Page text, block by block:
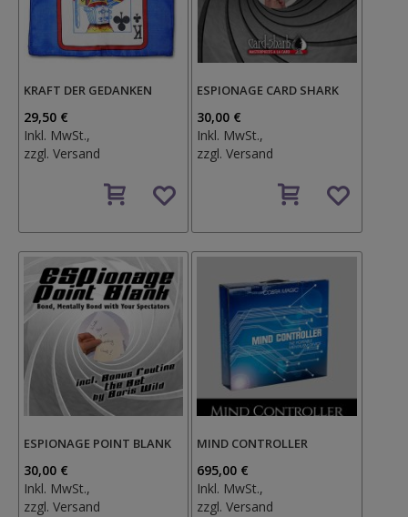
KRAFT DER GEDANKEN
29,50 €
Inkl. MwSt.,
zzgl. Versand
den
ESPIONAGE CARD SHARK
30,00 €
Inkl. MwSt.,
zzgl.Versand
den
ESPIONAGE POINT BLANK
30,00 €
Inkl. MwSt.,
zzgl. Versand
MIND CONTROLLER
695,00 €
Inkl. MwSt.,
zzgl.Versand